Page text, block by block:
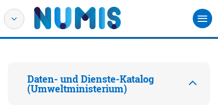
Daten- und Dienste-Katalog
(Umweltministerium)